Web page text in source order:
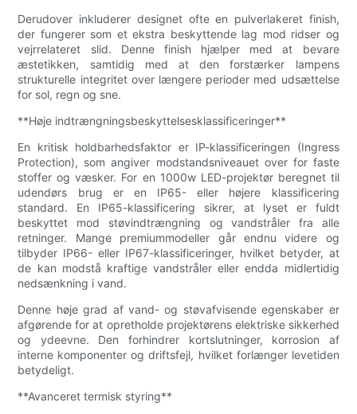
Derudover inkluderer designet ofte en pulverlakeret finish,
der fungerer som et ekstra beskyttende lag mod ridser og
vejrrelateret slid. Denne finish hjælper med at bevare
æstetikken, samtidig med at den forstærker lampens
strukturelle integritet over længere perioder med udsættelse
for sol, regn og sne.
**Høje indtrængningsbeskyttelsesklassificeringer**
En kritisk holdbarhedsfaktor er IP-klassificeringen (Ingress
Protection), som angiver modstandsniveauet over for faste
stoffer og væsker. For en 1000w LED-projektør beregnet til
udendørs brug er en IP65- eller højere klassificering
standard. En IP65-klassificering sikrer, at lyset er fuldt
beskyttet mod støvindtrængning og vandstråler fra alle
retninger. Mange premiummodeller går endnu videre og
tilbyder IP66- eller IP67-klassificeringer, hvilket betyder, at
de kan modstå kraftige vandstråler eller endda midlertidig
nedsænkning i vand.
Denne høje grad af vand- og støvafvisende egenskaber er
afgørende for at opretholde projektørens elektriske sikkerhed
og ydeevne. Den forhindrer kortslutninger, korrosion af
interne komponenter og driftsfejl, hvilket forlænger levetiden
betydeligt.
**Avanceret termisk styring**